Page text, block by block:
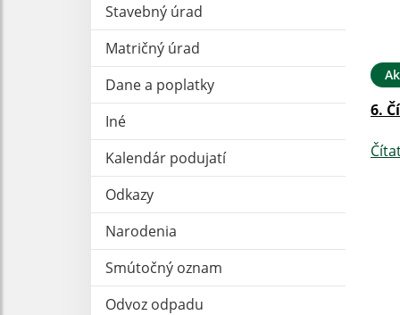
Stavebný úrad
Matričný úrad
Dane a poplatky
Iné
Kalendár podujatí
Odkazy
Narodenia
Smútočný oznam
Odvoz odpadu
6.